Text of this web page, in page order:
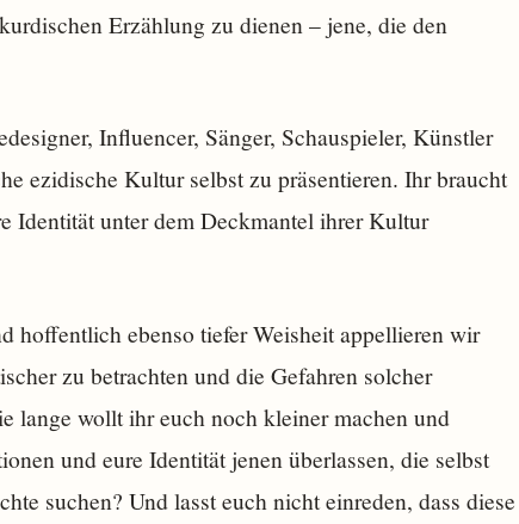
Erzählung zu dienen – jene, die den
Influencer, Sänger, Schauspieler, Künstler
ezidische Kultur selbst zu präsentieren. Ihr braucht
Identität unter dem Deckmantel ihrer Kultur
hoffentlich ebenso tiefer Weisheit appellieren wir
zu betrachten und die Gefahren solcher
lange wollt ihr euch noch kleiner machen und
und eure Identität jenen überlassen, die selbst
suchen? Und lasst euch nicht einreden, dass diese